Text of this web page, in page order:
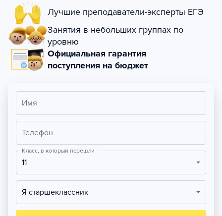
Лучшие преподаватели-эксперты ЕГЭ
Занятия в небольших группах по
уровню
Официальная гарантия
поступления на бюджет
Имя
Телефон
Класс, в который перешли
11
Я старшеклассник